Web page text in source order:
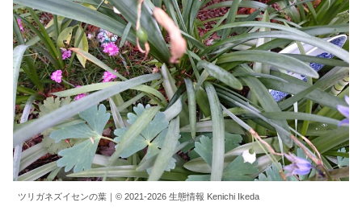
ツリガネズイセンの葉｜© 2021-2026 生態情報 Kenichi Ikeda